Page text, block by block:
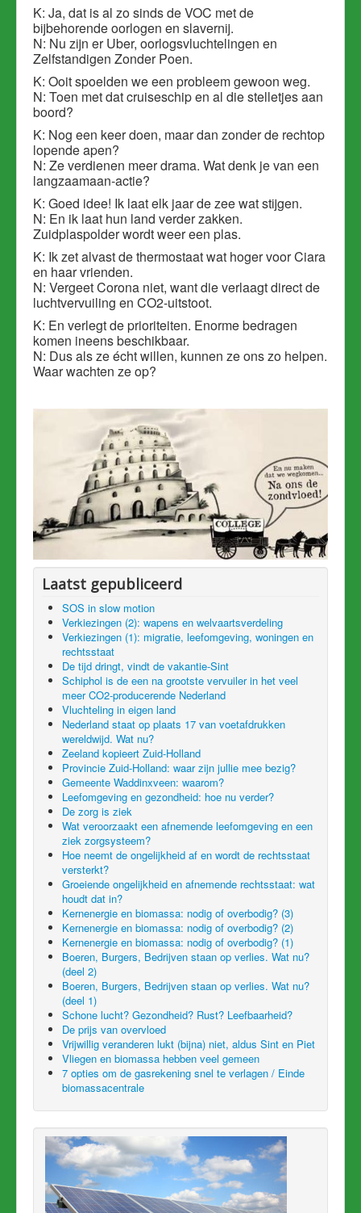
K: Ja, dat is al zo sinds de VOC met de
bijbehorende oorlogen en slavernij.
N: Nu zijn er Uber, oorlogsvluchtelingen en
Zelfstandigen Zonder Poen.
K: Ooit spoelden we een probleem gewoon weg.
N: Toen met dat cruiseschip en al die stelletjes aan
boord?
K: Nog een keer doen, maar dan zonder de rechtop
lopende apen?
N: Ze verdienen meer drama. Wat denk je van een
langzaamaan-actie?
K: Goed idee! Ik laat elk jaar de zee wat stijgen.
N: En ik laat hun land verder zakken.
Zuidplaspolder wordt weer een plas.
K: Ik zet alvast de thermostaat wat hoger voor Ciara
en haar vrienden.
N: Vergeet Corona niet, want die verlaagt direct de
luchtvervuiling en CO2-uitstoot.
K: En verlegt de prioriteiten. Enorme bedragen
komen ineens beschikbaar.
N: Dus als ze écht willen, kunnen ze ons zo helpen.
Waar wachten ze op?
Laatst gepubliceerd
SOS in slow motion
Verkiezingen (2): wapens en welvaartsverdeling
Verkiezingen (1): migratie, leefomgeving, woningen en
rechtsstaat
De tijd dringt, vindt de vakantie-Sint
Schiphol is de een na grootste vervuiler in het veel
meer CO2-producerende Nederland
Vluchteling in eigen land
Nederland staat op plaats 17 van voetafdrukken
wereldwijd. Wat nu?
Zeeland kopieert Zuid-Holland
Provincie Zuid-Holland: waar zijn jullie mee bezig?
Gemeente Waddinxveen: waarom?
Leefomgeving en gezondheid: hoe nu verder?
De zorg is ziek
Wat veroorzaakt een afnemende leefomgeving en een
ziek zorgsysteem?
Hoe neemt de ongelijkheid af en wordt de rechtsstaat
versterkt?
Groeiende ongelijkheid en afnemende rechtsstaat: wat
houdt dat in?
Kernenergie en biomassa: nodig of overbodig? (3)
Kernenergie en biomassa: nodig of overbodig? (2)
Kernenergie en biomassa: nodig of overbodig? (1)
Boeren, Burgers, Bedrijven staan op verlies. Wat nu?
(deel 2)
Boeren, Burgers, Bedrijven staan op verlies. Wat nu?
(deel 1)
Schone lucht? Gezondheid? Rust? Leefbaarheid?
De prijs van overvloed
Vrijwillig veranderen lukt (bijna) niet, aldus Sint en Piet
Vliegen en biomassa hebben veel gemeen
7 opties om de gasrekening snel te verlagen / Einde
biomassacentrale